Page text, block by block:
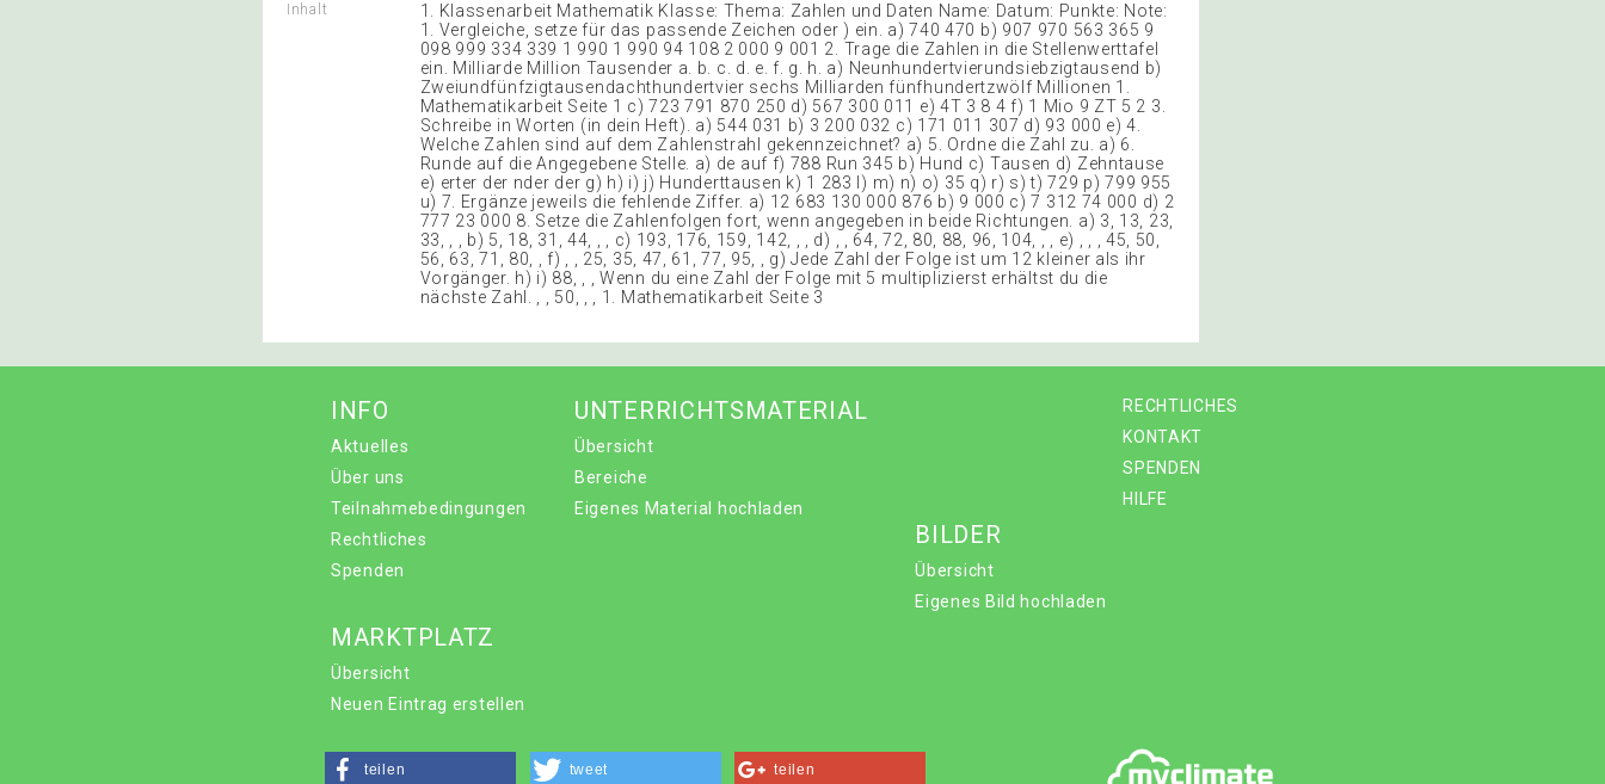
Inhalt
1. Klassenarbeit Mathematik Klasse: Thema: Zahlen und Daten Name: Datum: Punkte: Note:
1. Vergleiche, setze für das passende Zeichen oder ) ein. a) 740 470 b) 907 970 563 365 9
098 999 334 339 1 990 1 990 94 108 2 000 9 001 2. Trage die Zahlen in die Stellenwerttafel
ein. Milliarde Million Tausender a. b. c. d. e. f. g. h. a) Neunhundertvierundsiebzigtausend b)
Zweiundfünfzigtausendachthundertvier sechs Milliarden fünfhundertzwölf Millionen 1.
Mathematikarbeit Seite 1 c) 723 791 870 250 d) 567 300 011 e) 4T 3 8 4 f) 1 Mio 9 ZT 5 2 3.
Schreibe in Worten (in dein Heft). a) 544 031 b) 3 200 032 c) 171 011 307 d) 93 000 e) 4.
Welche Zahlen sind auf dem Zahlenstrahl gekennzeichnet? a) 5. Ordne die Zahl zu. a) 6.
Runde auf die Angegebene Stelle. a) de auf f) 788 Run 345 b) Hund c) Tausen d) Zehntause
e) erter der nder der g) h) i) j) Hunderttausen k) 1 283 l) m) n) o) 35 q) r) s) t) 729 p) 799 955
u) 7. Ergänze jeweils die fehlende Ziffer. a) 12 683 130 000 876 b) 9 000 c) 7 312 74 000 d) 2
777 23 000 8. Setze die Zahlenfolgen fort, wenn angegeben in beide Richtungen. a) 3, 13, 23,
33, , , b) 5, 18, 31, 44, , , c) 193, 176, 159, 142, , , d) , , 64, 72, 80, 88, 96, 104, , , e) , , , 45, 50,
56, 63, 71, 80, , f) , , 25, 35, 47, 61, 77, 95, , g) Jede Zahl der Folge ist um 12 kleiner als ihr
Vorgänger. h) i) 88, , , Wenn du eine Zahl der Folge mit 5 multiplizierst erhältst du die
nächste Zahl. , , 50, , , 1. Mathematikarbeit Seite 3
RECHTLICHES
KONTAKT
SPENDEN
HILFE
INFO
Aktuelles
Über uns
Teilnahmebedingungen
Rechtliches
Spenden
UNTERRICHTSMATERIAL
Übersicht
Bereiche
Eigenes Material hochladen
BILDER
Übersicht
Eigenes Bild hochladen
MARKTPLATZ
Übersicht
Neuen Eintrag erstellen
teilen tweet teilen